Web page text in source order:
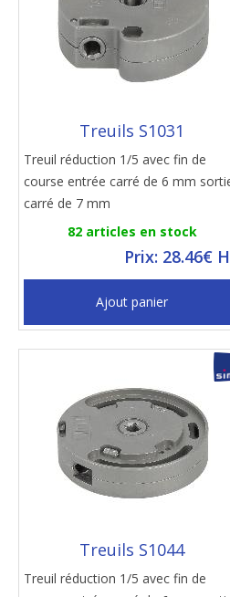
Treuils S1031
Treuil réduction 1/5 avec fin de
course entrée carré de 6 mm
carré de 7 mm
82 articles en stock
Prix: 28.46€
Ajout panier
Treuils S1044
Treuil réduction 1/5 avec fin de